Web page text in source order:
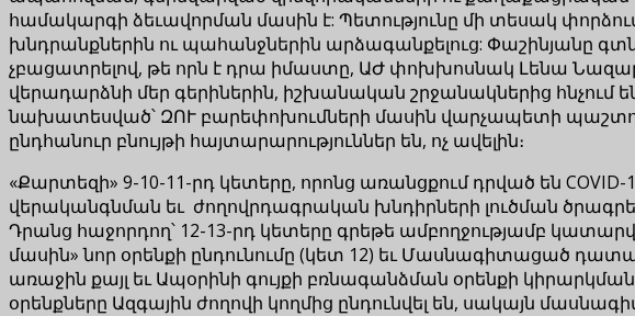
համակարգի ձեւավորման մասին է: Պետությունը մի տեսակ
խնդրանքներին ու պահանջներին արձագանքելուց: Փաշինյանը
չբացատրելով, թե որն է դրա իմաստը, ԱԺ փոխխոսնակ Լենա
վերադարձնի մեր գերիներին, իշխանական շրջանակներից հնչում
նախատեսված՝ ԶՈՒ բարեփոխումների մասին վարչապետի
ընդհանուր բնույթի հայտարարություններ են, ոչ ավելին։
«Քարտեզի» 9-10-11-րդ կետերը, որոնց առանցքում դրված են
վերականգնման եւ ժողովրդագրական խնդիրների լուծման
Դրանց հաջորդող՝ 12-13-րդ կետերը գրեթե ամբողջությամբ
մասին» նոր օրենքի ընդունումը (կետ 12) եւ Մասնագիտացած
առաջին քայլ եւ Ապօրինի գույքի բռնագանձման օրենքի
օրենքները Ազգային ժողովի կողմից ընդունվել են, սակայն